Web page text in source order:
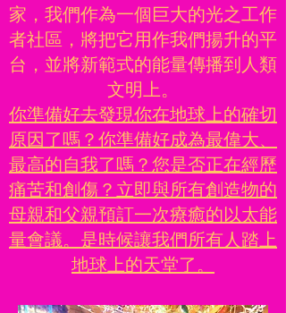
家，我們作為一個巨大的光之工作
者社區，將把它用作我們揚升的平
台，並將新範式的能量傳播到人類
文明上。
你準備好去發現你在地球上的確切
原因了嗎？你準備好成為最偉大、
最高的自我了嗎？您是否正在經歷
痛苦和創傷？立即與所有創造物的
母親和父親預訂一次療癒的以太能
量會議。是時候讓我們所有人踏上
地球上的天堂了。